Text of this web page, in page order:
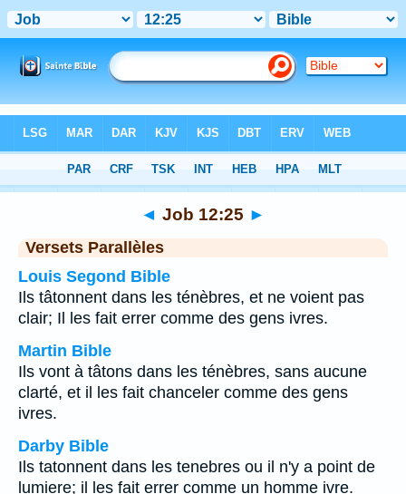
Chapitre 12 > Verset 25
◄ Job 12:25 ►
Versets Parallèles
Louis Segond Bible
Ils tâtonnent dans les ténèbres, et ne voient pas
clair; Il les fait errer comme des gens ivres.
Martin Bible
Ils vont à tâtons dans les ténèbres, sans aucune
clarté, et il les fait chanceler comme des gens
ivres.
Darby Bible
Ils tatonnent dans les tenebres ou il n'y a point de
lumiere; il les fait errer comme un homme ivre.